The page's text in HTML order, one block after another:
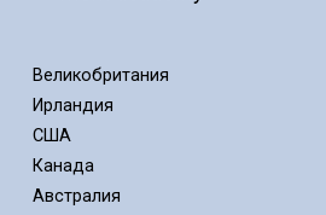
Великобритания
Ирландия
США
Канада
Австралия